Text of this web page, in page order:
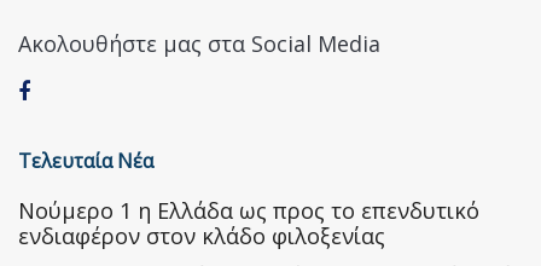
Ακολουθήστε μας στα Social Media
Τελευταία Νέα
Nούμερο 1 η Ελλάδα ως προς το επενδυτικό
ενδιαφέρον στον κλάδο φιλοξενίας